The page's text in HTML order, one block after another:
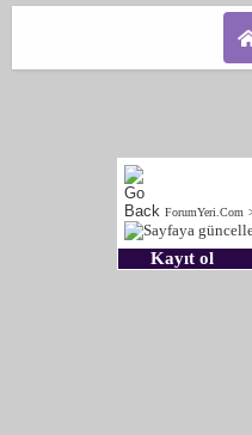
ForumYeri.Com
Kayıt ol